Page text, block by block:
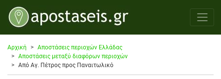
Αρχική
Αποστάσεις περιοχών Ελλάδας
Αποστάσεις μεταξύ διαφόρων περιοχών
Από Αγ. Πέτρος προς Παναιτωλικό